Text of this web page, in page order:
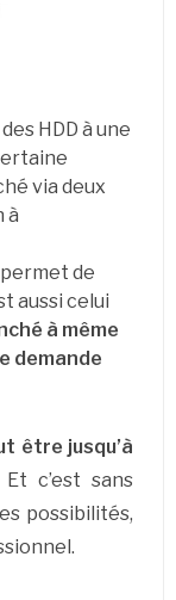
HDD à une
via deux
à
de
aussi celui
à même
demande
être jusqu’à
Et c’est sans
possibilités,